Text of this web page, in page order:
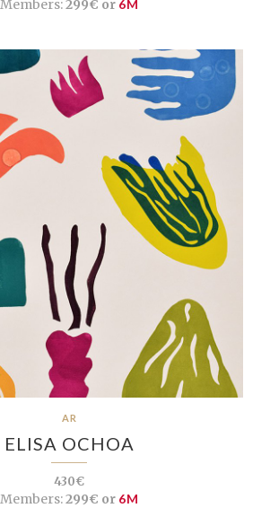
Members:299€ or 6M
AR
ELISA OCHOA
430€
Members:299€ or 6M